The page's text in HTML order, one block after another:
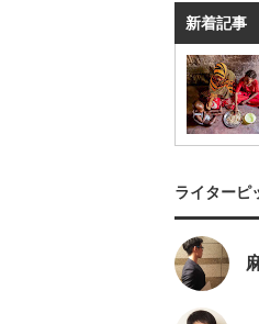
新着記事
ライターピ